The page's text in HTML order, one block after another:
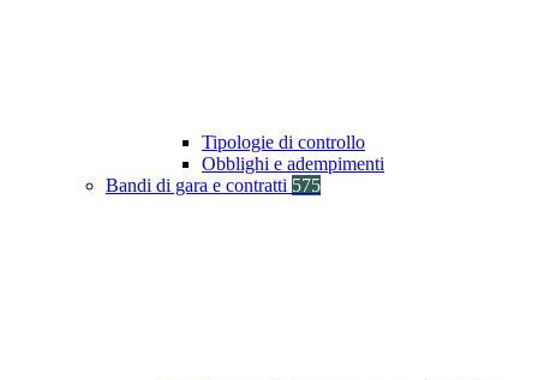
Tipologie di controllo
Obblighi e adempimenti
Bandi di gara e contratti 575